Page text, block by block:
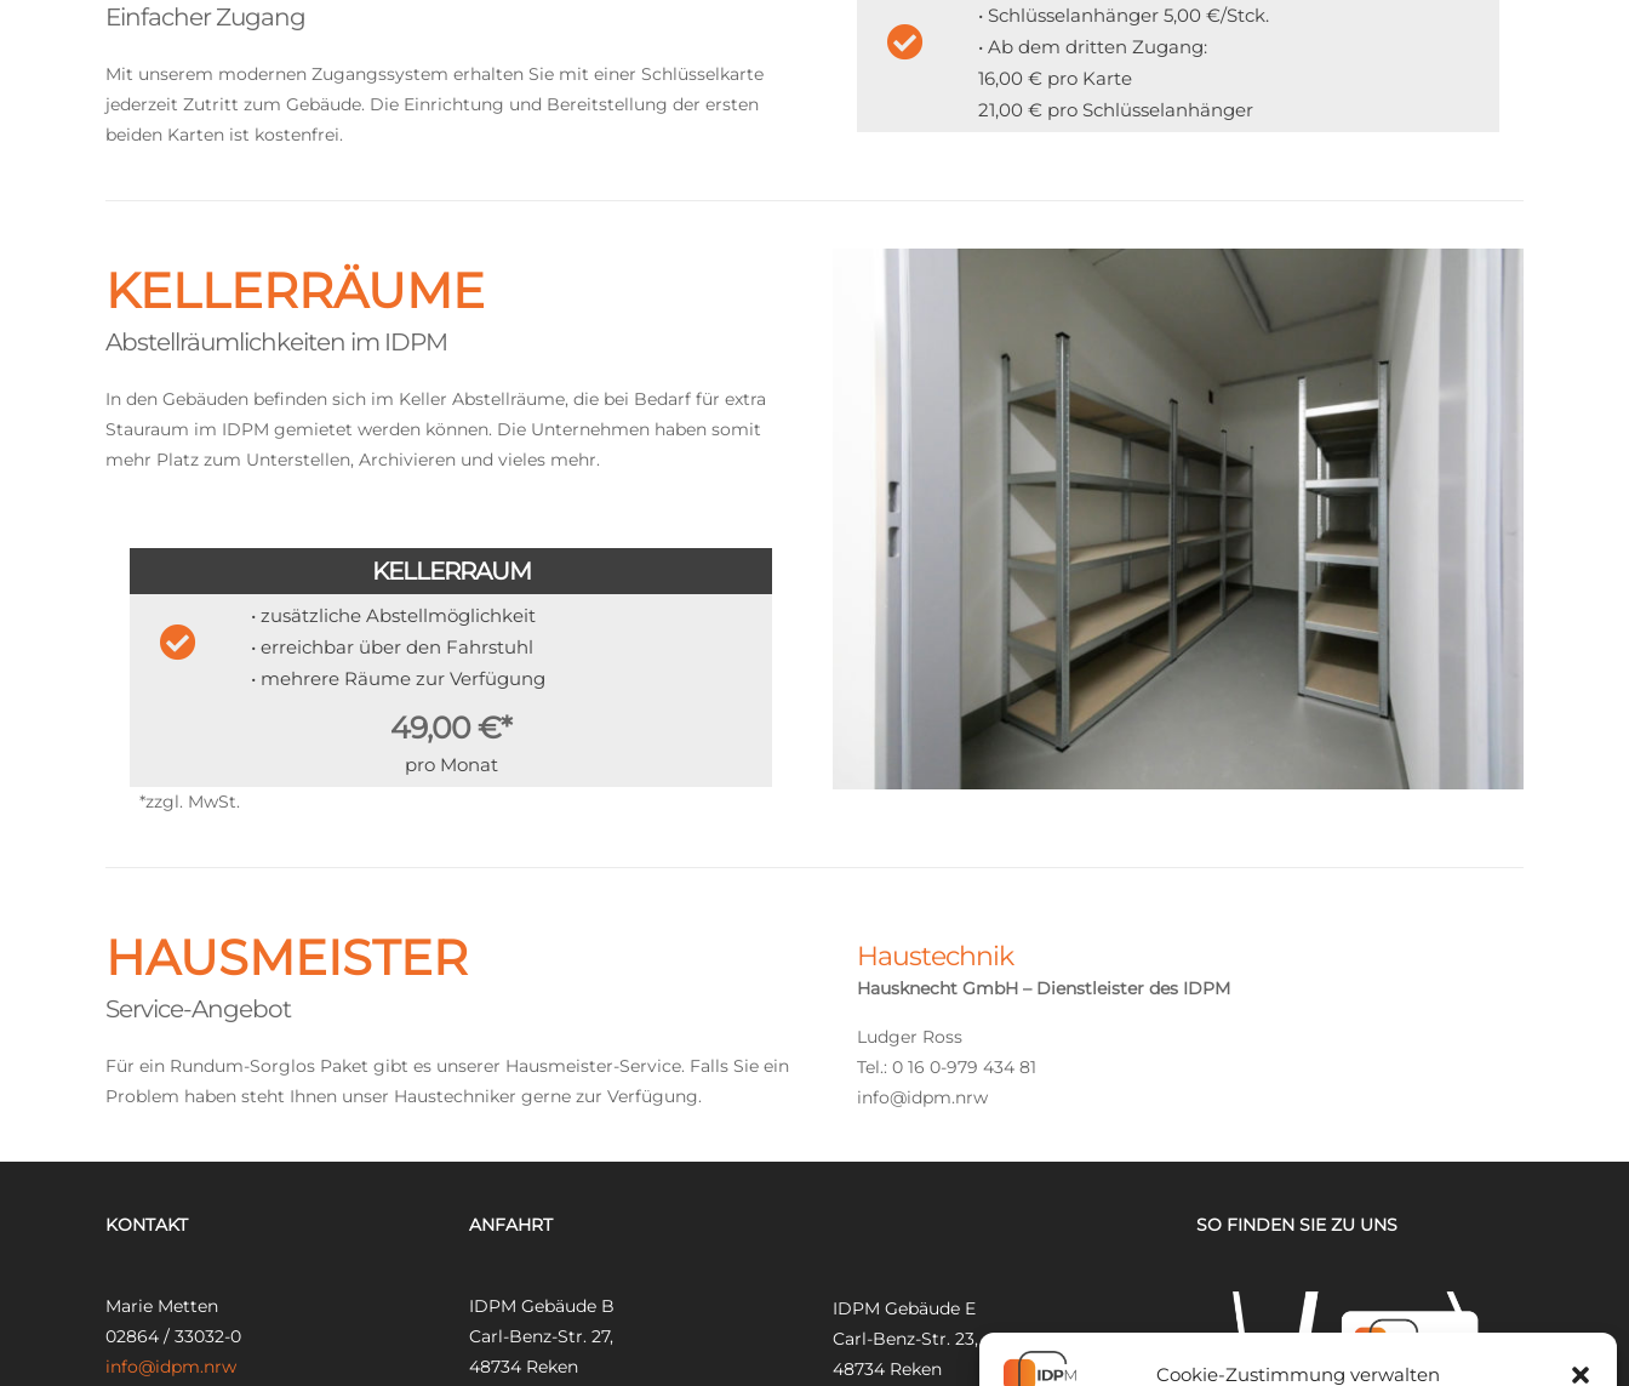
Cookie-Zustimmung verwalten
Einfacher Zugang
Mit unserem modernen Zugangssystem erhalten Sie mit einer Schlüsselkarte
jederzeit Zutritt zum Gebäude. Die Einrichtung und Bereitstellung der ersten
beiden Karten ist kostenfrei.
• Schlüsselanhänger 5,00 €/Stck.
• Ab dem dritten Zugang:
16,00 € pro Karte
21,00 € pro Schlüsselanhänger
KELLERRÄUME
Abstellräumlichkeiten im IDPM
In den Gebäuden befinden sich im Keller Abstellräume, die bei Bedarf für extra
Stauraum im IDPM gemietet werden können. Die Unternehmen haben somit
mehr Platz zum Unterstellen, Archivieren und vieles mehr.
KELLERRAUM
• zusätzliche Abstellmöglichkeit
• erreichbar über den Fahrstuhl
• mehrere Räume zur Verfügung
49,00 €*
pro Monat
*zzgl. MwSt.
HAUSMEISTER
Service-Angebot
Für ein Rundum-Sorglos Paket gibt es unserer Hausmeister-Service. Falls Sie ein
Problem haben steht Ihnen unser Haustechniker gerne zur Verfügung.
Haustechnik
Hausknecht GmbH – Dienstleister des IDPM
Ludger Ross
Tel.: 0 16 0-979 434 81
info@idpm.nrw
KONTAKT
Marie Metten
02864 / 33032-0
info@idpm.nrw
ANFAHRT
IDPM Gebäude B
Carl-Benz-Str. 27,
48734 Reken
IDPM Gebäude E
Carl-Benz-Str. 23,
48734 Reken
SO FINDEN SIE ZU UNS